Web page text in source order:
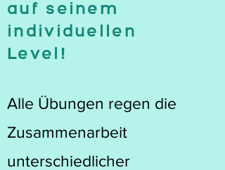
auf seinem
individuellen
Level!
Alle Übungen regen die
Zusammenarbeit
unterschiedlicher